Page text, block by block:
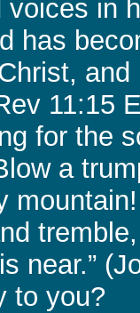
in
has
11:15
for the
a
near.”
to you?